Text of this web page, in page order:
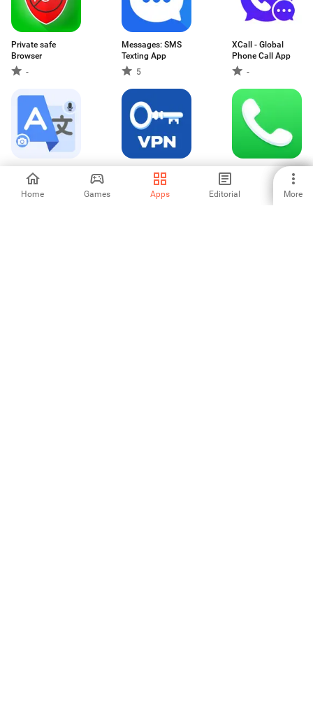
Home Games Apps Editorial More
Private safe
Browser
-
Messages: SMS
Texting App
5
XCall - Global
Phone Call App
-
Translate・বাংলা-
ইংরেজি অনুবাদক
-
VPN - secure, fast
Liquid Phone -